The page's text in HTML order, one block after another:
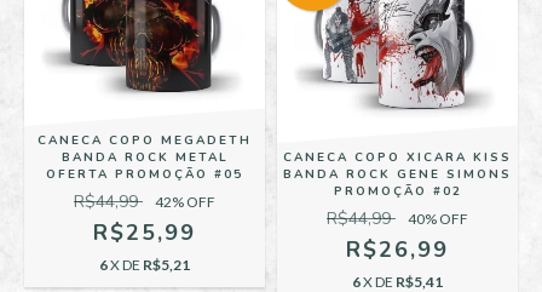
CANECA COPO MEGADETH
BANDA ROCK METAL
OFERTA PROMOÇÃO #05
R$44,99 42% OFF
R$25,99
6X DE R$5,21
CANECA COPO XICARA KISS
BANDA ROCK GENE SIMONS
PROMOÇÃO #02
R$44,99 40% OFF
R$26,99
6X DE R$5,41